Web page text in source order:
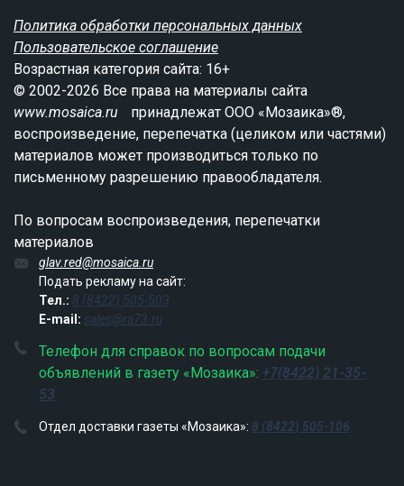
Политика обработки персональных данных
Пользовательское соглашение
Возрастная категория сайта: 16+
© 2002-2026 Все права на материалы сайта
www.mosaica.ru
принадлежат ООО «Мозаика»®,
воспроизведение, перепечатка (целиком или частями)
материалов может производиться только по
письменному разрешению правообладателя.
По вопросам воспроизведения, перепечатки
материалов
glav.red@mosaica.ru
Подать рекламу на сайт:
Тел.: 8 (8422) 505-503
E-mail: sales@ra73.ru
Телефон для справок по вопросам подачи
объявлений в газету «Мозаика»: +7(8422) 21-35-
53
Отдел доставки газеты «Мозаика»: 8 (8422) 505-106